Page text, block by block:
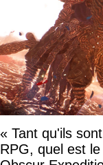
« Tant qu'ils
RPG, quel est